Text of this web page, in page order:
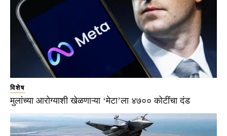
विशेष
मुलांच्या आरोग्याशी खेळणाऱ्या ‘मेटा’ला ४७०० कोटींचा दंड